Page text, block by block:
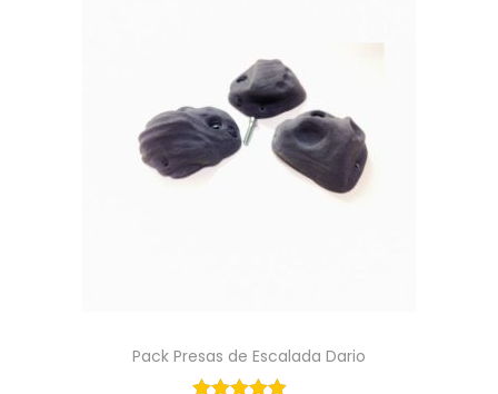
Pack Presas de Escalada Dario